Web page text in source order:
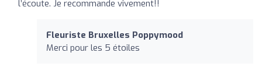
l’écoute. Je recommande vivement!!
Fleuriste Bruxelles Poppymood
Merci pour les 5 étoiles